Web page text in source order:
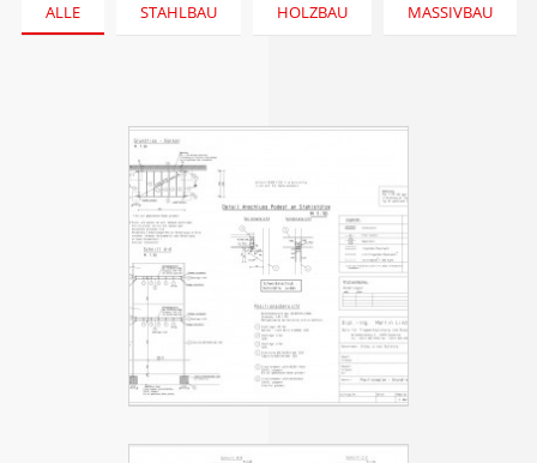
ALLE STAHLBAU HOLZBAU MASSIVBAU